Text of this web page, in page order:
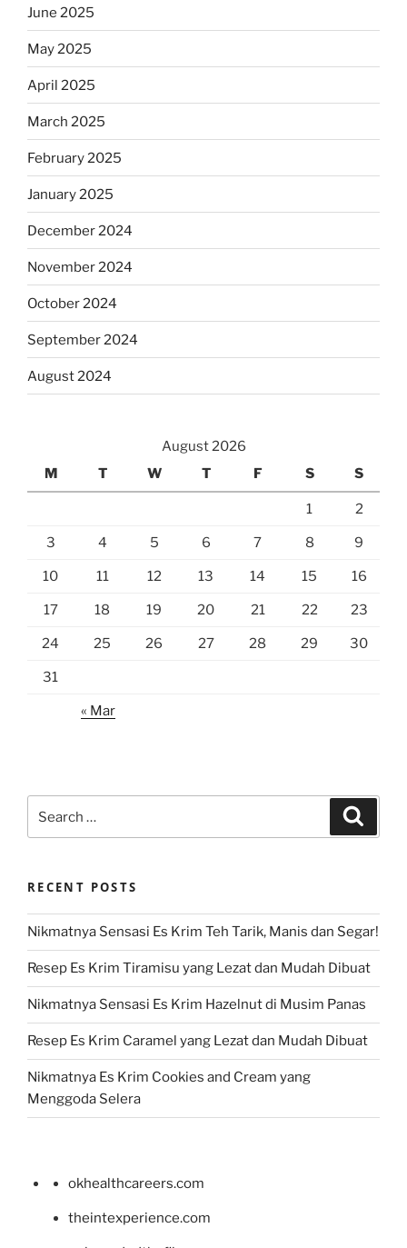
June 2025
May 2025
April 2025
March 2025
February 2025
January 2025
December 2024
November 2024
October 2024
September 2024
August 2024
August 2026
M
T W T F S S
1 2
3 4 5 6 7 8 9
10 11 12 13 14 15 16
17 18 19 20 21 22 23
24 25 26 27 28 29 30
31
« Mar
for:
RECENT POSTS
Nikmatnya Sensasi Es Krim Teh Tarik, Manis dan Segar!
Resep Es Krim Tiramisu yang Lezat dan Mudah Dibuat
Nikmatnya Sensasi Es Krim Hazelnut di Musim Panas
Resep Es Krim Caramel yang Lezat dan Mudah Dibuat
Nikmatnya Es Krim Cookies and Cream yang
Menggoda Selera
okhealthcareers.com
theintexperience.com